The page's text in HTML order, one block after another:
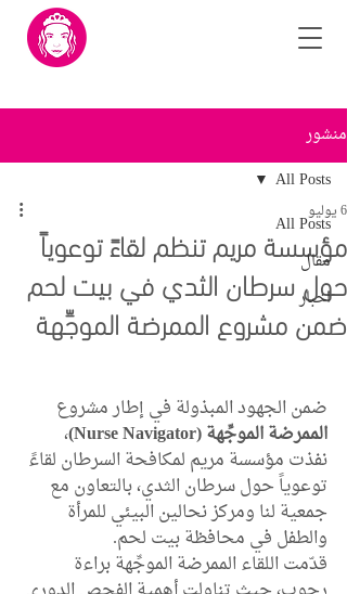
منشور
All Posts
مقال
اخبار
All Posts
مؤسسة مريم تنظم لقاءً توعوياً
حول سرطان الثدي في بيت لحم
ضمن مشروع الممرضة الموجِّهة
6 يوليو
ضمن الجهود المبذولة في إطار مشروع
الممرضة الموجِّهة (Nurse Navigator)
،
نفذت مؤسسة مريم لمكافحة السرطان لقاءً
توعوياً حول سرطان الثدي، بالتعاون مع
جمعية لنا ومركز نحالين البيئي للمرأة
والطفل في محافظة بيت لحم.
قدّمت اللقاء الممرضة الموجِّهة براءة